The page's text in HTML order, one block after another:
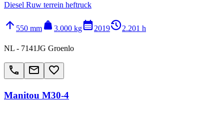
Diesel Ruw terrein heftruck
arrow_upward 550 mm weight 3.000 kgcalendar_month2019history_22.201 h
NL - 7141JG Groenlo
call email favorite_border
Manitou M30-4